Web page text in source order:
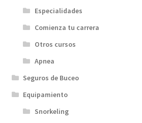
Especialidades
Comienza tu carrera
Otros cursos
Apnea
Seguros de Buceo
Equipamiento
Snorkeling